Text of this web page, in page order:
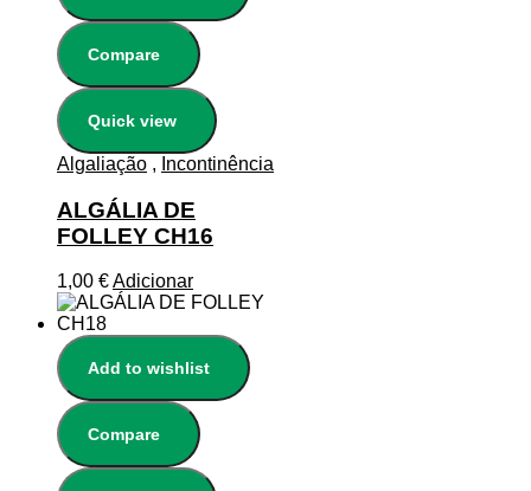
Compare
Quick view
Algaliação , Incontinência
ALGÁLIA DE
FOLLEY CH16
1,00 €Adicionar
Add to wishlist
Compare